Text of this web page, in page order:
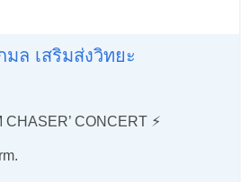
ล เสริมส่งวิทยะ
CHASER’ CONCERT ⚡